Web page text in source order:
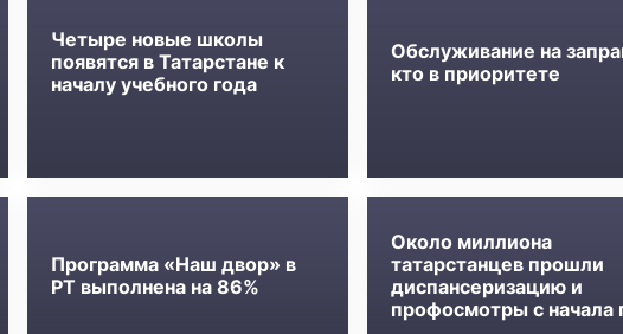
Четыре новые школы
появятся в Татарстане к
началу учебного года
Обслуживание на
кто в приоритете
Программа «Наш двор» в
РТ выполнена на 86%
Около миллиона
татарстанцев прошли
диспансеризацию и
профосмотры с начала